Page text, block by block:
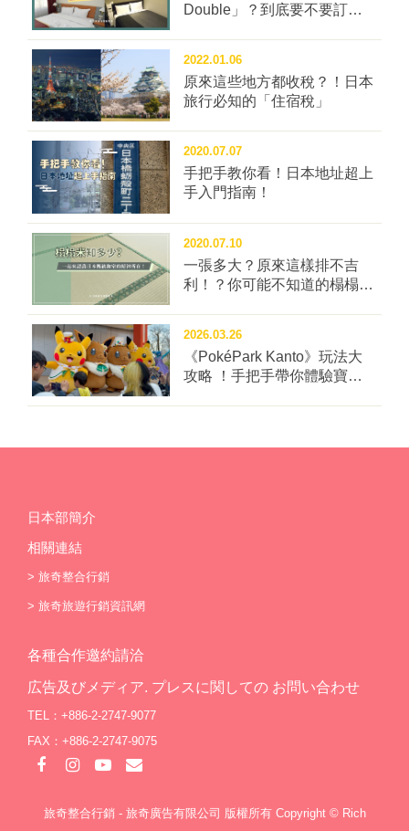
Double」？到底要不要訂這
2022.01.06
原來這些地方都收稅？！日本
旅行必知的「住宿稅」
2020.07.07
手把手教你看！日本地址超上
手入門指南！
2020.07.10
一張多大？原來這樣排不吉
利！？你可能不知道的榻榻米
2026.03.26
《PokéPark Kanto》玩法大
攻略 ！手把手帶你體驗寶可
日本部簡介
相關連結
> 旅奇整合行銷
> 旅奇旅遊行銷資訊網
各種合作邀約請洽
広告及びメディア. プレスに関しての お問い合わせ
TEL：+886-2-2747-9077
FAX：+886-2-2747-9075
旅奇整合行銷 - 旅奇廣告有限公司 版權所有 Copyright © Rich